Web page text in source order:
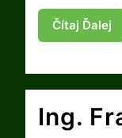
Čítaj Ďalej
Ing.